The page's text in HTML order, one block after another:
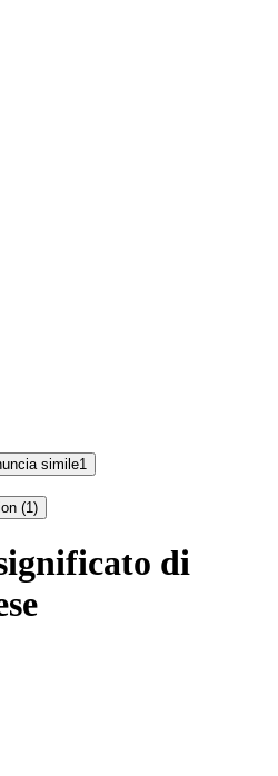
simile1
(1)
di